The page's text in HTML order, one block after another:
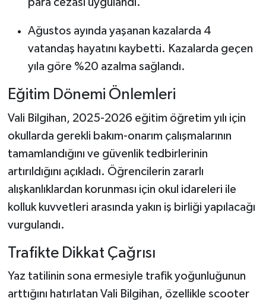
para cezası uygulandı.
Ağustos ayında yaşanan kazalarda 4
vatandaş hayatını kaybetti. Kazalarda geçen
yıla göre %20 azalma sağlandı.
Eğitim Dönemi Önlemleri
Vali Bilgihan, 2025-2026 eğitim öğretim yılı için
okullarda gerekli bakım-onarım çalışmalarının
tamamlandığını ve güvenlik tedbirlerinin
artırıldığını açıkladı. Öğrencilerin zararlı
alışkanlıklardan korunması için okul idareleri ile
kolluk kuvvetleri arasında yakın iş birliği yapılacağı
vurgulandı.
Trafikte Dikkat Çağrısı
Yaz tatilinin sona ermesiyle trafik yoğunluğunun
arttığını hatırlatan Vali Bilgihan, özellikle scooter